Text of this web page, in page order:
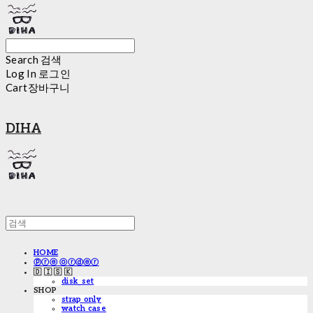
Search 검색
Log In 로그인
Cart장바구니
DIHA
HOME
ⓟⓡⓔ ⓞⓡⓓⓔⓡ
🇩 🇮 🇸 🇰
disk_set
SHOP
strap only
watch case